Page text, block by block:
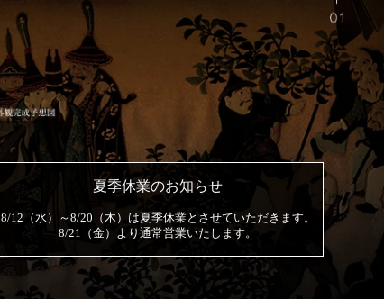
夏季休業のお知らせ
8/12（水）～8/20（木）は夏季休業とさせていただきます。
8/21（金）より通常営業いたします。